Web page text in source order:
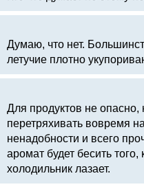
Думаю, что нет.
летучие плотно
Для продуктов не опасно,
перетряхивать вовремя
ненадобности и всего
аромат будет бесить того,
холодильник лазает.